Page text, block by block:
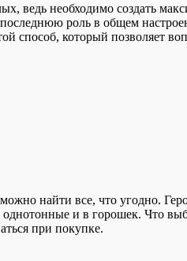
ведь необходимо создать
роль в общем
способ, который позволяет
найти все, что угодно.
и в горошек. Что
при покупке.